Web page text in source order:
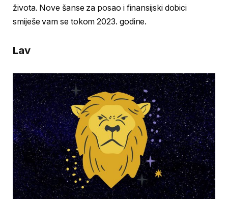
života. Nove šanse za posao i finansijski dobici
smiješe vam se tokom 2023. godine.
Lav